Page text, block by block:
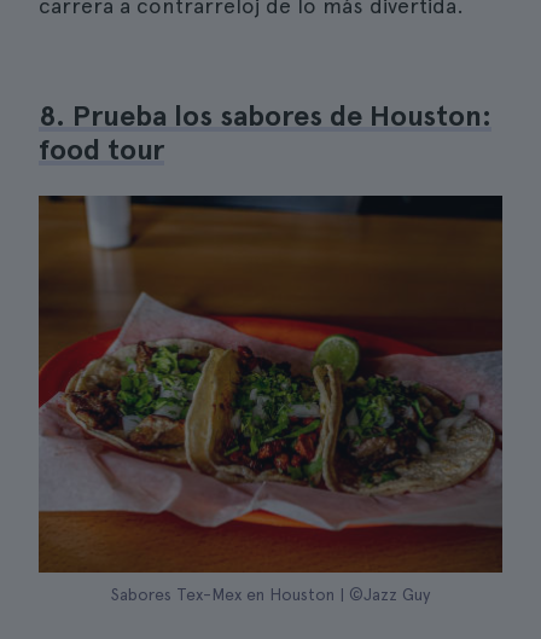
carrera a contrarreloj de lo más divertida.
8. Prueba los sabores de Houston:
food tour
Sabores Tex-Mex en Houston | ©Jazz Guy